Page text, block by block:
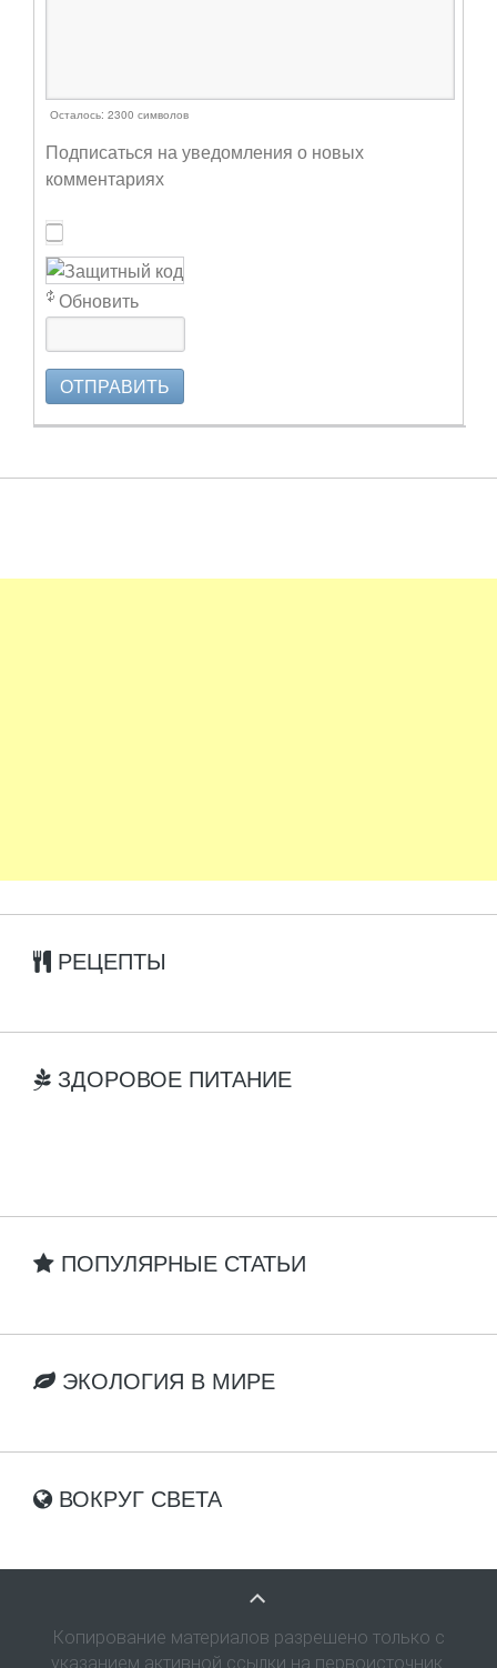
Осталось: 2300 символов
Подписаться на уведомления о новых
комментариях
Обновить
ОТПРАВИТЬ
РЕЦЕПТЫ
ЗДОРОВОЕ ПИТАНИЕ
ПОПУЛЯРНЫЕ СТАТЬИ
ЭКОЛОГИЯ В МИРЕ
ВОКРУГ СВЕТА
Копирование материалов разрешено только с
указанием активной ссылки на первоисточник.